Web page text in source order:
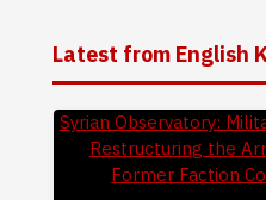
Latest from English